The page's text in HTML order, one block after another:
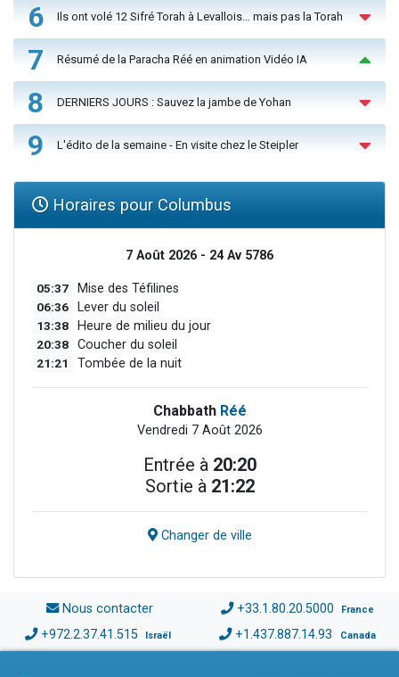
6 Ils ont volé 12 Sifré Torah à Levallois… mais pas la Torah
7 Résumé de la Paracha Réé en animation Vidéo IA
8 DERNIERS JOURS : Sauvez la jambe de Yohan
9 L'édito de la semaine - En visite chez le Steipler
Horaires pour Columbus
7 Août 2026 - 24 Av 5786
05:37 Mise des Téfilines
06:36 Lever du soleil
13:38 Heure de milieu du jour
20:38 Coucher du soleil
21:21 Tombée de la nuit
Chabbath Réé
Vendredi 7 Août 2026
Entrée à 20:20
Sortie à 21:22
Changer de ville
Nous contacter +33.1.80.20.5000 France
+972.2.37.41.515 Israël +1.437.887.14.93 Canada